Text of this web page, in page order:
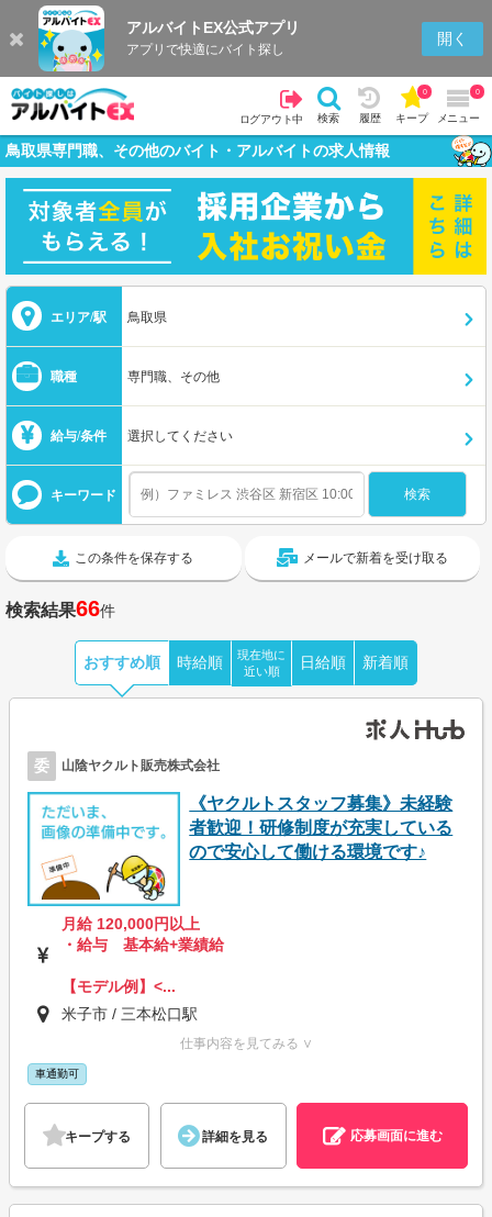
アルバイトEX公式アプリ
アプリで快適にバイト探し
開く
ログアウト中 検索 履歴 キープ
0
メニュー
0
鳥取県専門職、その他のバイト・アルバイトの求人情報
エリア/駅 鳥取県
職種 専門職、その他
給与/条件 選択してください
キーワード
この条件を保存する メールで新着を受け取る
検索結果66件
おすすめ順 時給順
現在地に
近い順
日給順 新着順
委 山陰ヤクルト販売株式会社
《ヤクルトスタッフ募集》未経験
者歓迎！研修制度が充実している
ので安心して働ける環境です♪
月給 120,000円以上
・給与 基本給+業績給
【モデル例】<...
米子市 / 三本松口駅
仕事内容を見てみる ∨
車通勤可
キープする 詳細を見る 応募画面に進む